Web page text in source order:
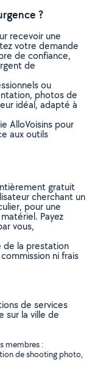
?
recevoir une
votre demande
de confiance,
de
ou
photos de
idéal, adapté à
AlloVoisins pour
aux outils
gratuit
cherchant un
pour une
Payez
vous,
de la prestation
ni frais
de services
sur la ville de
membres :
de shooting photo,